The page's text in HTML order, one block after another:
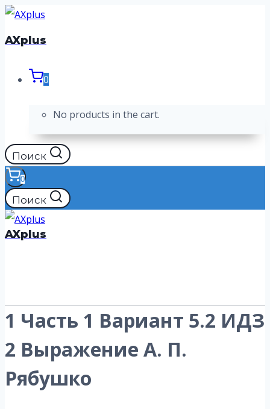
Перейти
к
AXplus
0
No products in the cart.
Поиск
0
Поиск
AXplus
1 Часть 1 Вариант 5.2 ИДЗ
2 Выражение А. П.
Рябушко